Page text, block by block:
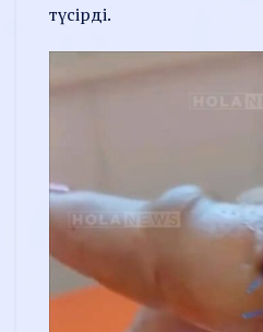
түсірді.